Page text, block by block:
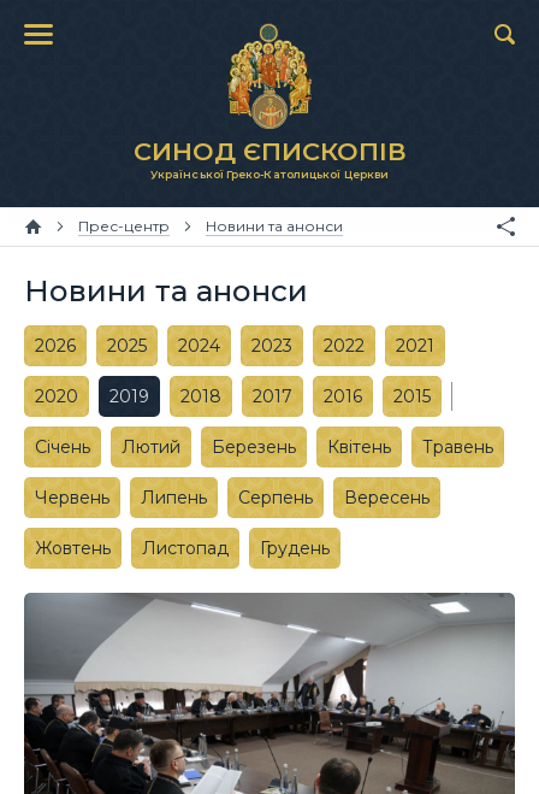
СИНОД ЄПИСКОПІВ
Української Греко-Католицької Церкви
Прес-центр Новини та анонси
Новини та анонси
2026 2025 2024 2023 2022 2021
2020 2019 2018 2017 2016 2015
Січень Лютий Березень Квітень Травень
Червень Липень Серпень Вересень
Жовтень Листопад Грудень